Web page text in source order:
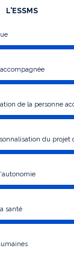
L'ESSMS
de la personne
du
santé